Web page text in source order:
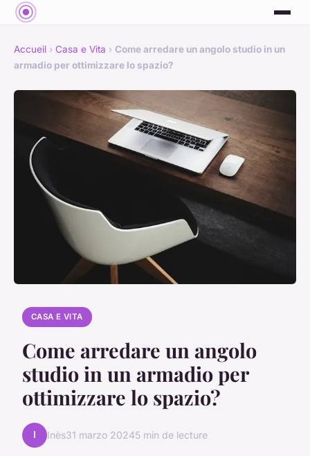
Accueil › Casa e Vita › Come arredare un angolo studio in un
armadio per ottimizzare lo spazio?
CASA E VITA
Come arredare un angolo
studio in un armadio per
ottimizzare lo spazio?
I Inès31 marzo 20245 min de lecture